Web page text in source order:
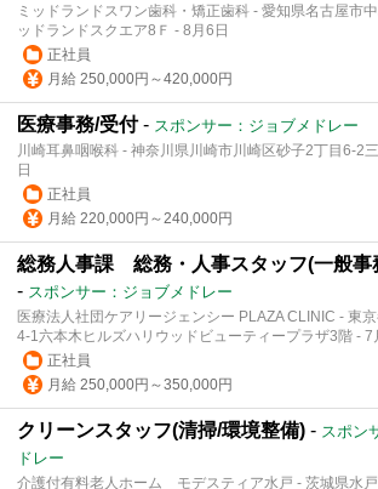
ミッドランドスワン歯科・矯正歯科 - 愛知県名古屋市
ッドランドスクエア8Ｆ - 8月6日
正社員
月給 250,000円～420,000円
医療事務/受付- スポンサー：ジョブメドレー
川崎耳鼻咽喉科 - 神奈川県川崎市川崎区砂子2丁目6-2
日
正社員
月給 220,000円～240,000円
総務人事課 総務・人事スタッフ(一般事
- スポンサー：ジョブメドレー
医療法人社団ケアリージェンシー PLAZA CLINIC - 東
4-1六本木ヒルズハリウッドビューティープラザ3階 - 7
正社員
月給 250,000円～350,000円
クリーンスタッフ(清掃/環境整備) - スポン
ドレー
介護付有料老人ホーム モデスティア水戸 - 茨城県水